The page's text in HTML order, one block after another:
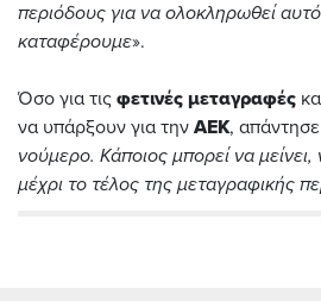
περιόδους για να ολοκληρωθεί
καταφέρουμε».
Όσο για τις φετινές μεταγραφές
να υπάρξουν για την ΑΕΚ,
νούμερο. Κάποιος μπορεί να
μέχρι το τέλος της μεταγραφικής